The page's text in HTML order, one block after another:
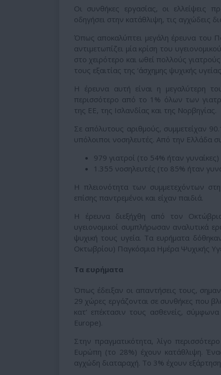
Οι συνθήκες εργασίας, οι ελλείψεις
οδηγήσει στην κατάθλιψη, τις αγχώδεις
Όπως αποκαλύπτει μεγάλη έρευνα του
αντιμετωπίζει μία κρίση του
στο χειρότερο και ωθεί πολλούς
τους εξαιτίας της ‘άσχημης ψυχικής
Η έρευνα αυτή είναι η μεγαλύτερη
περισσότερο από το 1% όλων των
της ΕΕ, της Ισλανδίας και της Νορβηγίας.
Σε απόλυτους αριθμούς, συμμετείχαν
υπόλοιποι νοσηλευτές. Από την Ελλάδα
979 γιατροί (το 54% ήταν γυναίκες)
1.355 νοσηλευτές (το 85% ήταν
Η πλειονότητα των συμμετεχόντων
επίσης παντρεμένοι και είχαν παιδιά.
Η έρευνα διεξήχθη από τον
υγειονομικοί συμπλήρωσαν αναλυτικά
ψυχική τους υγεία. Τα ευρήματα
Οκτωβρίου) Παγκόσμια Ημέρα Ψυχικής
Τα ευρήματα
Όπως έδειξαν οι απαντήσεις τους,
29 χώρες εργάζονται σε συνθήκες που
κατ’ επέκτασιν τους ασθενείς,
Europe).
Στην πραγματικότητα, λίγο
Ευρώπη (το 28%) έχουν κατάθλιψη.
αγχώδη διαταραχή. Το 3% έχουν